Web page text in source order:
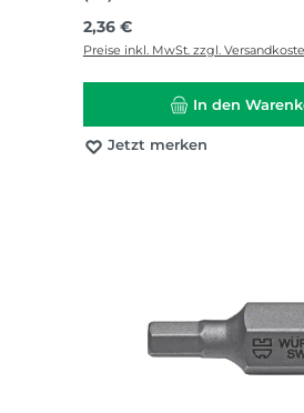
Regulärer Preis:
2,36 €
Preise inkl. MwSt. zzgl.
In den
Jetzt merken